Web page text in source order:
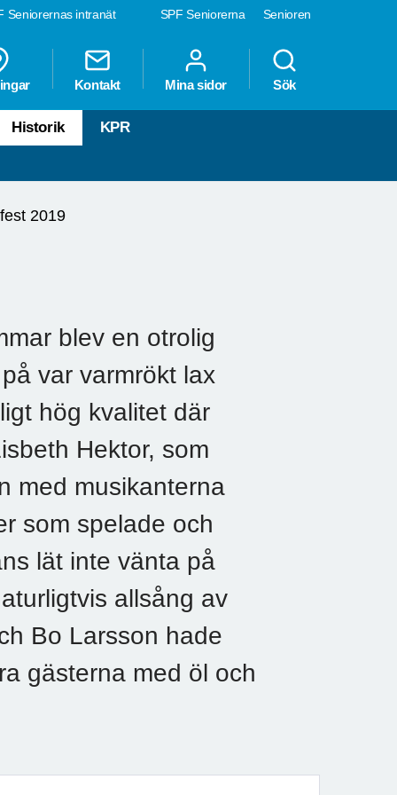
SPF Seniorerna Senioren
Seniorernas intranät
Kontakt Mina sidor Sök
Historik KPR
2019
blev en otrolig
var varmrökt lax
hög kvalitet där
Hektor, som
med musikanterna
som spelade och
lät inte vänta på
allsång av
Bo Larsson hade
gästerna med öl och